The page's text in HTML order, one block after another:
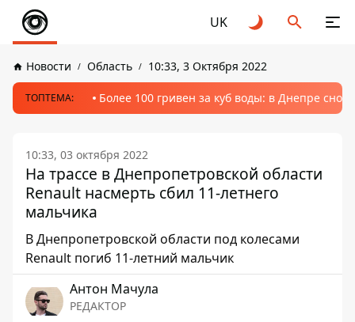
UK
Новости Область 10:33, 3 Октября 2022
ТОПТЕМА: Более 100 гривен за куб воды: в Днепре
10:33, 03 октября 2022
На трассе в Днепропетровской области
Renault насмерть сбил 11-летнего
мальчика
В Днепропетровской области под колесами
Renault погиб 11-летний мальчик
Антон Мачула
РЕДАКТОР